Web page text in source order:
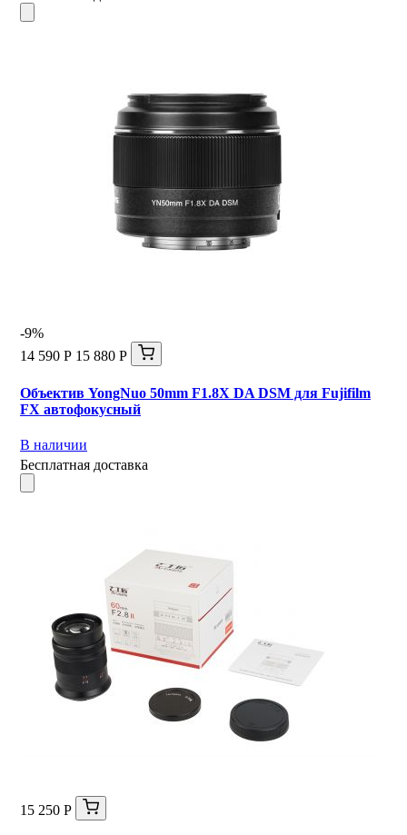
-9%
14 590 Р 15 880 Р
Объектив YongNuo 50mm F1.8X DA DSM для Fujifilm
FX автофокусный
В наличии
Бесплатная доставка
15 250 Р